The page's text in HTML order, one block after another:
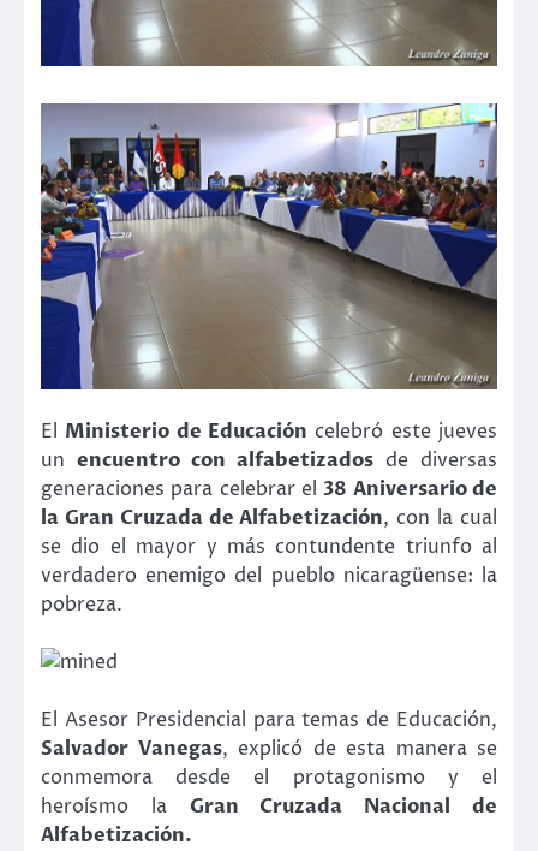
El Ministerio de Educación celebró este jueves
un encuentro con alfabetizados de diversas
generaciones para celebrar el 38 Aniversario de
la Gran Cruzada de Alfabetización, con la cual
se dio el mayor y más contundente triunfo al
verdadero enemigo del pueblo nicaragüense: la
pobreza.
El Asesor Presidencial para temas de Educación,
Salvador Vanegas, explicó de esta manera se
conmemora desde el protagonismo y el
heroísmo la Gran Cruzada Nacional de
Alfabetización.